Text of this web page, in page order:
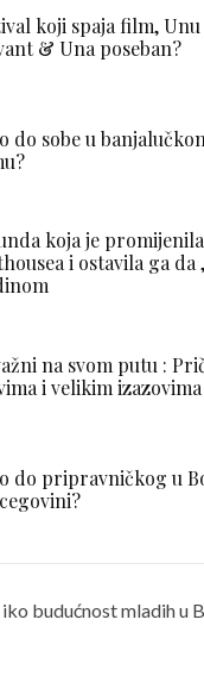
koji spaja film,
& Una poseban?
do sobe u
koja je
i ostavila ga da
na svom putu :
i velikim izazovima
do pripravničkog u